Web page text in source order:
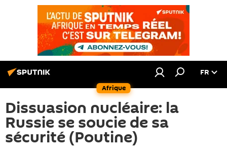
Afrique
FR
Dissuasion nucléaire: la
Russie se soucie de sa
sécurité (Poutine)